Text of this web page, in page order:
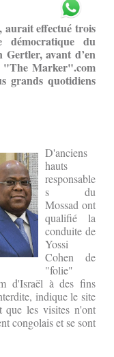
aurait effectué trois
démocratique du
avant d’en
"The Marker".com
grands quotidiens
D'anciens
hauts
responsable
s du
Mossad ont
qualifié la
conduite de
Yossi
Cohen de
"folie"
d'Israël à des fins
indique le site
que les visites n'ont
congolais et se sont